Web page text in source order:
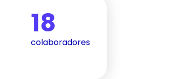
18
colaboradores